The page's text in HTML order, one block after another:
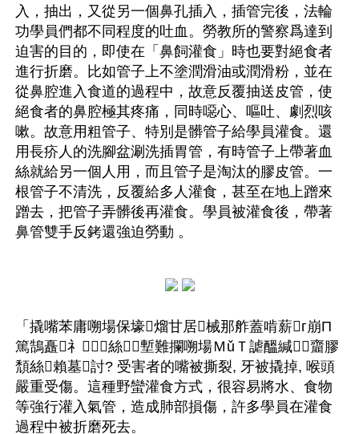
入，抽出，又從另一個鼻孔插入，插管完後，法輪
功學員們都不同程度的吐血。勞教所的警察爲達到
迫害的目的，即使在「鼻飼灌食」時也要對絕食者
進行折磨。比如管子上不塗潤滑油或潤滑粉，並在
從鼻腔進入食道的過程中，故意反覆抽送皮管，使
絕食者的鼻腔極其疼痛，同時噁心、嘔吐、劇烈咳
嗽。故意用粗管子、特別是髒管子給學員灌食。還
用長疥人的洗腳盆涮洗插胃管，有時管子上帶著血
絲就給另一個人用，而且管子是淘汰的膠皮管。一
根管子不清洗，反覆給多人灌食，甚至在地上蹭來
蹭去，把管子弄髒後再灌食。學員被灌食後，帶著
鼻管雙手反銬還強迫勞動 。
「撬嘴苯庸嗍場保壕熘甘居械那舴蓋啃薪г崩Π
篤鵠矗礻絲塹難攔嗍場ＭǔＴ謔醞緘齏膠
頹絲賴墓討? 受害者的嘴被撕裂, 牙被撬掉, 喉頭
嚴重受傷。這種野蠻灌食方式，很容易將水、食物
等強行灌入氣管，造成肺部損傷，許多學員在灌食
過程中被折磨死去。